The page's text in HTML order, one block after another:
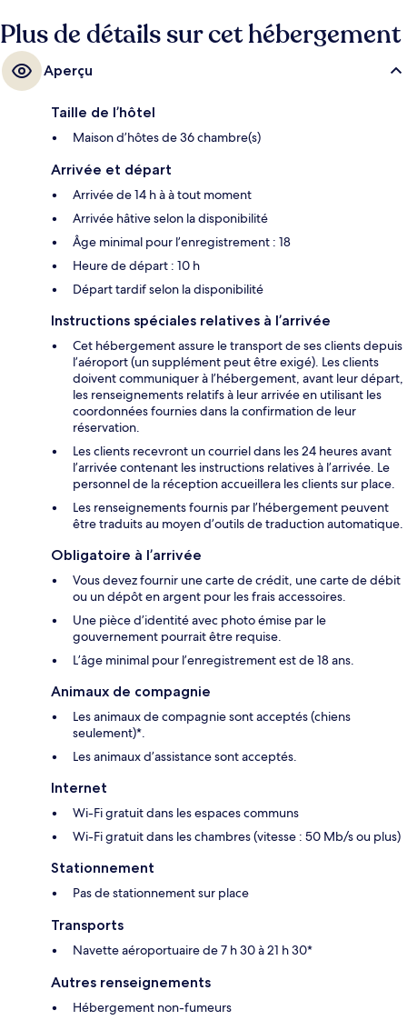
Plus de détails sur cet hébergement
Aperçu
Taille de l’hôtel
Maison d’hôtes de 36 chambre(s)
Arrivée et départ
Arrivée de 14 h à à tout moment
Arrivée hâtive selon la disponibilité
Âge minimal pour l’enregistrement : 18
Heure de départ : 10 h
Départ tardif selon la disponibilité
Instructions spéciales relatives à l’arrivée
Cet hébergement assure le transport de ses clients depuis
l’aéroport (un supplément peut être exigé). Les clients
doivent communiquer à l’hébergement, avant leur départ,
les renseignements relatifs à leur arrivée en utilisant les
coordonnées fournies dans la confirmation de leur
réservation.
Les clients recevront un courriel dans les 24 heures avant
l’arrivée contenant les instructions relatives à l’arrivée. Le
personnel de la réception accueillera les clients sur place.
Les renseignements fournis par l’hébergement peuvent
être traduits au moyen d’outils de traduction automatique.
Obligatoire à l’arrivée
Vous devez fournir une carte de crédit, une carte de débit
ou un dépôt en argent pour les frais accessoires.
Une pièce d’identité avec photo émise par le
gouvernement pourrait être requise.
L’âge minimal pour l’enregistrement est de 18 ans.
Animaux de compagnie
Les animaux de compagnie sont acceptés (chiens
seulement)*.
Les animaux d’assistance sont acceptés.
Internet
Wi-Fi gratuit dans les espaces communs
Wi-Fi gratuit dans les chambres (vitesse : 50 Mb/s ou plus)
Stationnement
Pas de stationnement sur place
Transports
Navette aéroportuaire de 7 h 30 à 21 h 30*
Autres renseignements
Hébergement non-fumeurs